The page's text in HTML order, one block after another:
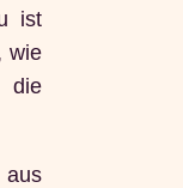
ist
wie
die